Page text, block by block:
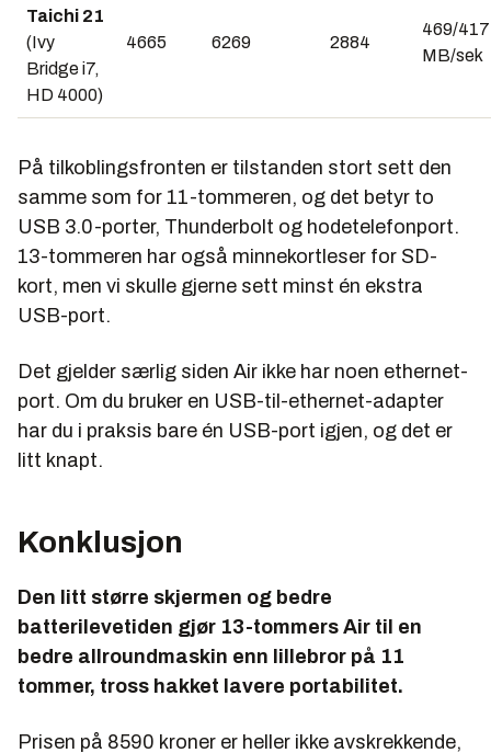
Taichi 21
(Ivy
Bridge i7,
HD 4000)
4665 6269 2884
469/417
MB/sek
På tilkoblingsfronten er tilstanden stort sett den
samme som for 11-tommeren, og det betyr to
USB 3.0-porter, Thunderbolt og hodetelefonport.
13-tommeren har også minnekortleser for SD-
kort, men vi skulle gjerne sett minst én ekstra
USB-port.
Det gjelder særlig siden Air ikke har noen ethernet-
port. Om du bruker en USB-til-ethernet-adapter
har du i praksis bare én USB-port igjen, og det er
litt knapt.
Konklusjon
Den litt større skjermen og bedre
batterilevetiden gjør 13-tommers Air til en
bedre allroundmaskin enn lillebror på 11
tommer, tross hakket lavere portabilitet.
Prisen på 8590 kroner er heller ikke avskrekkende,